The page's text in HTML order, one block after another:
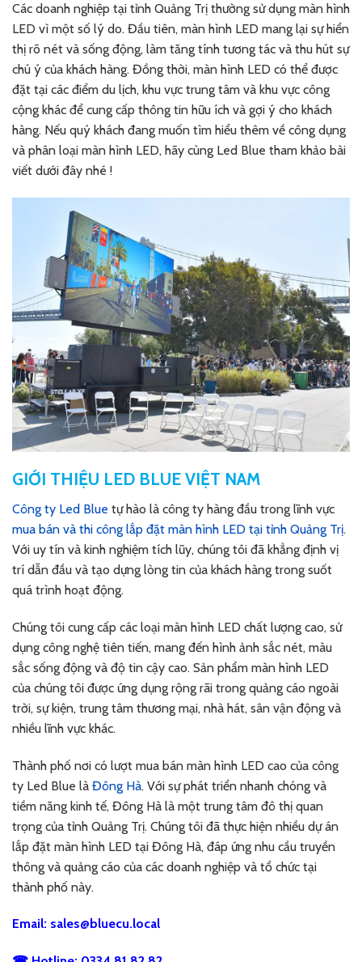
Các doanh nghiệp tại tỉnh Quảng Trị thường sử dụng màn hình
LED vì một số lý do. Đầu tiên, màn hình LED mang lại sự hiển
thị rõ nét và sống động, làm tăng tính tương tác và thu hút sự
chú ý của khách hàng. Đồng thời, màn hình LED có thể được
đặt tại các điểm du lịch, khu vực trung tâm và khu vực công
cộng khác để cung cấp thông tin hữu ích và gợi ý cho khách
hàng. Nếu quý khách đang muốn tìm hiểu thêm về công dụng
và phân loại màn hình LED, hãy cùng Led Blue tham khảo bài
viết dưới đây nhé !
GIỚI THIỆU LED BLUE VIỆT NAM
Công ty Led Blue tự hào là công ty hàng đầu trong lĩnh vực
mua bán và thi công lắp đặt màn hình LED tại tỉnh Quảng Trị.
Với uy tín và kinh nghiệm tích lũy, chúng tôi đã khẳng định vị
trí dẫn đầu và tạo dựng lòng tin của khách hàng trong suốt
quá trình hoạt động.
Chúng tôi cung cấp các loại màn hình LED chất lượng cao, sử
dụng công nghệ tiên tiến, mang đến hình ảnh sắc nét, màu
sắc sống động và độ tin cậy cao. Sản phẩm màn hình LED
của chúng tôi được ứng dụng rộng rãi trong quảng cáo ngoài
trời, sự kiện, trung tâm thương mại, nhà hát, sân vận động và
nhiều lĩnh vực khác.
Thành phố nơi có lượt mua bán màn hình LED cao của công
ty Led Blue là Đông Hà. Với sự phát triển nhanh chóng và
tiềm năng kinh tế, Đông Hà là một trung tâm đô thị quan
trọng của tỉnh Quảng Trị. Chúng tôi đã thực hiện nhiều dự án
lắp đặt màn hình LED tại Đông Hà, đáp ứng nhu cầu truyền
thông và quảng cáo của các doanh nghiệp và tổ chức tại
thành phố này.
Email: sales@bluecu.local